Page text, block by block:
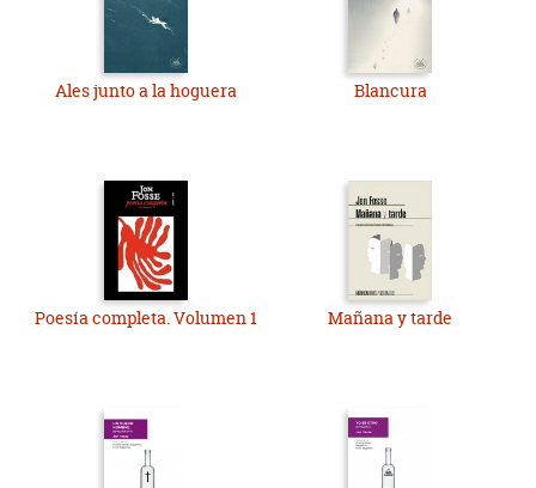
Ales junto a la hoguera Blancura
Poesía completa. Volumen 1 Mañana y tarde